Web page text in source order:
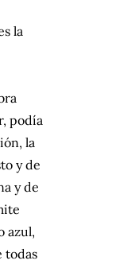
la
podía
la
y de
y de
azul,
todas